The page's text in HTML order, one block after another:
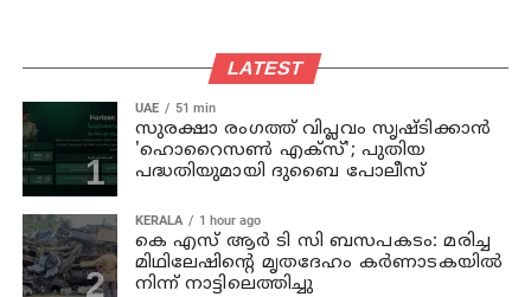
LATEST
UAE 51 min
സുരക്ഷാ രംഗത്ത് വിപ്ലവം സൃഷ്ടിക്കാന്‍
'ഹൊറൈസണ്‍ എക്‌സ്'; പുതിയ
പദ്ധതിയുമായി ദുബൈ പോലീസ്
KERALA 1 hour ago
കെ എസ് ആര്‍ ടി സി ബസപകടം: മരിച്ച
മിഥിലേഷിന്റെ മൃതദേഹം കര്‍ണാടകയില്‍
നിന്ന് നാട്ടിലെത്തിച്ചു